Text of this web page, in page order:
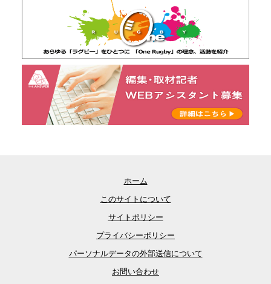
ホーム
このサイトについて
サイトポリシー
プライバシーポリシー
パーソナルデータの外部送信について
お問い合わせ